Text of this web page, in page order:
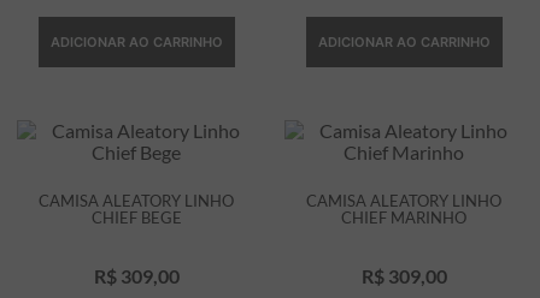
ADICIONAR AO CARRINHO ADICIONAR AO CARRINHO
CAMISA ALEATORY LINHO
CHIEF BEGE
R$ 309, 00
CAMISA ALEATORY LINHO
CHIEF MARINHO
R$ 309, 00